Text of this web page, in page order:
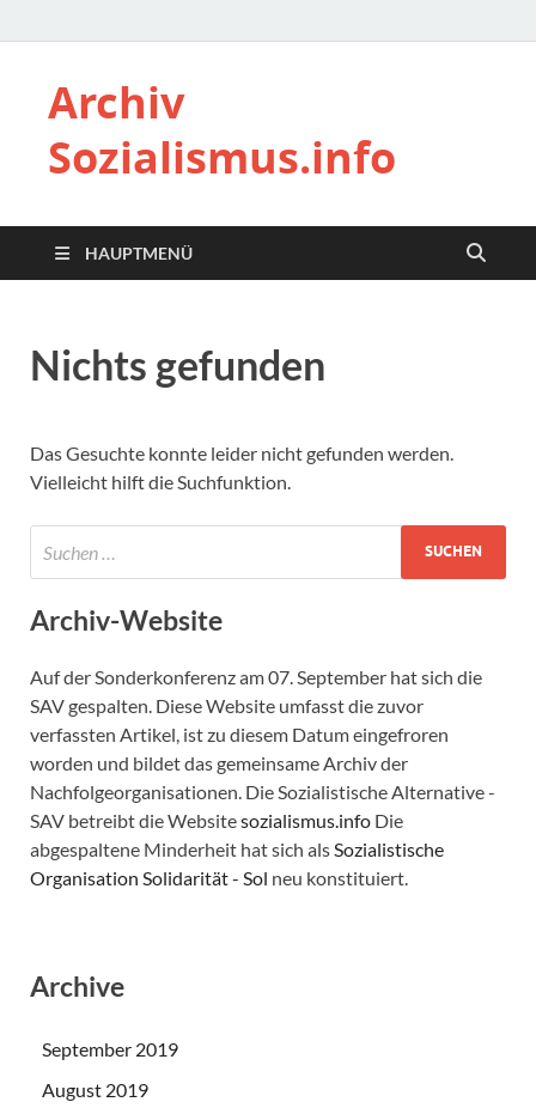
Archiv
Sozialismus.info
HAUPTMENÜ
Nichts gefunden
Das Gesuchte konnte leider nicht gefunden werden.
Vielleicht hilft die Suchfunktion.
Archiv-Website
Auf der Sonderkonferenz am 07. September hat sich die
SAV gespalten. Diese Website umfasst die zuvor
verfassten Artikel, ist zu diesem Datum eingefroren
worden und bildet das gemeinsame Archiv der
Nachfolgeorganisationen. Die Sozialistische Alternative -
SAV betreibt die Websitesozialismus.info Die
abgespaltene Minderheit hat sich alsSozialistische
Organisation Solidarität - Sol neu konstituiert.
Archive
September 2019
August 2019